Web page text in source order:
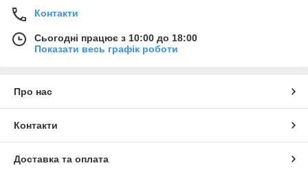
Контакти
Сьогодні працює з 10:00 до 18:00
Показати весь графік роботи
Про нас
Контакти
Доставка та оплата